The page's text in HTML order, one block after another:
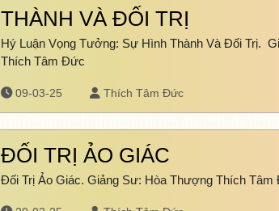
THÀNH VÀ ĐỐI TRỊ
Hý Luận Vọng Tưởng: Sự Hình Thành Và Đối Trị.
Thích Tâm Đức
09-03-25 Thích Tâm Đức
ĐỐI TRỊ ẢO GIÁC
Đối Trị Ảo Giác. Giảng Sư: Hòa Thượng Thích Tâm